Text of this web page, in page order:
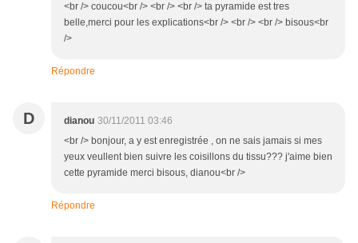
<br /> coucou<br /> <br /> <br /> ta pyramide est tres
belle,merci pour les explications<br /> <br /> <br /> bisous<br
/>
Répondre
D dianou 30/11/2011 03:46
<br /> bonjour, a y est enregistrée , on ne sais jamais si mes
yeux veullent bien suivre les coisillons du tissu??? j'aime bien
cette pyramide merci bisous, dianou<br />
Répondre